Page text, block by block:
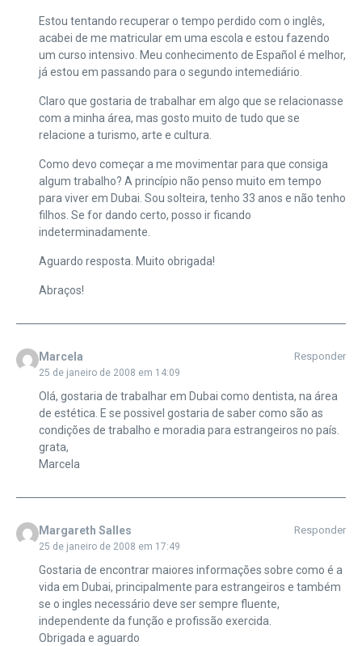
Estou tentando recuperar o tempo perdido com o inglês,
acabei de me matricular em uma escola e estou fazendo
um curso intensivo. Meu conhecimento de Español é melhor,
já estou em passando para o segundo intemediário.
Claro que gostaria de trabalhar em algo que se relacionasse
com a minha área, mas gosto muito de tudo que se
relacione a turismo, arte e cultura.
Como devo começar a me movimentar para que consiga
algum trabalho? A princípio não penso muito em tempo
para viver em Dubai. Sou solteira, tenho 33 anos e não tenho
filhos. Se for dando certo, posso ir ficando
indeterminadamente.
Aguardo resposta. Muito obrigada!
Abraços!
Marcela
25 de janeiro de 2008 em 14:09
Responder
Olá, gostaria de trabalhar em Dubai como dentista, na área
de estética. E se possivel gostaria de saber como são as
condições de trabalho e moradia para estrangeiros no país.
grata,
Marcela
Margareth Salles
25 de janeiro de 2008 em 17:49
Responder
Gostaria de encontrar maiores informações sobre como é a
vida em Dubai, principalmente para estrangeiros e também
se o ingles necessário deve ser sempre fluente,
independente da função e profissão exercida.
Obrigada e aguardo